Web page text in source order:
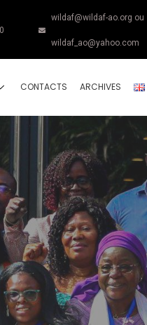
wildaf@wildaf-ao.org ou
wildaf_ao@yahoo.com
CONTACTS ARCHIVES